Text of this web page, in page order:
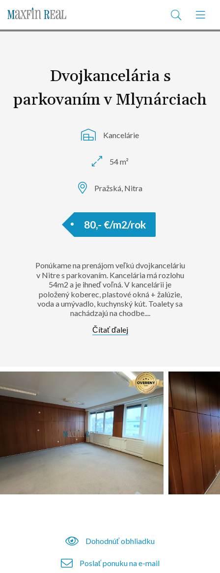
Dvojkancelária s
parkovaním v Mlynárciach
Kancelárie
54 m²
Pražská, Nitra
80,- €/m2/rok
Ponúkame na prenájom veľkú dvojkanceláriu
v Nitre s parkovaním. Kancelária má rozlohu
54m2 a je ihneď voľná. V kancelárii je
položený koberec, plastové okná + žalúzie,
voda a umývadlo, kuchynský kút. Toalety sa
nachádzajú na chodbe....
Čítať ďalej
Dohodnúť obhliadku
Poslať ponuku na e-mail